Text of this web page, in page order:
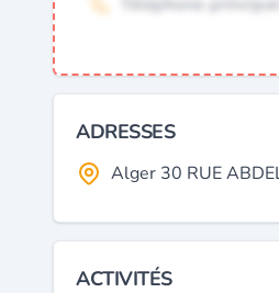
ADRESSES
Alger 30 RUE
ACTIVITÉS